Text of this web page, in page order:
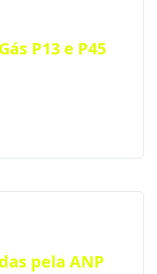
P13 e P45
pela ANP